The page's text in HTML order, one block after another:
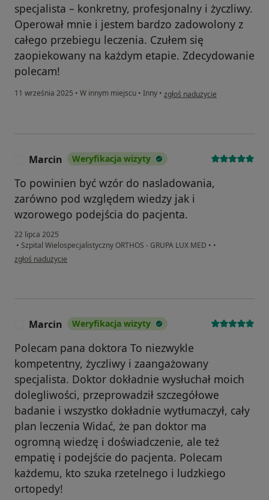
specjalista – konkretny, profesjonalny i życzliwy.
Operował mnie i jestem bardzo zadowolony z
całego przebiegu leczenia. Czułem się
zaopiekowany na każdym etapie. Zdecydowanie
polecam!
11 września 2025 • W innym miejscu • Inny • w opinii użytkownika Łukasz
zgłoś nadużycie
Marcin Weryfikacja wizyty
To powinien być wzór do nasladowania,
zarówno pod względem wiedzy jak i
wzorowego podejścia do pacjenta.
22 lipca 2025
• Szpital Wielospecjalistyczny ORTHOS - GRUPA LUX MED • •
w opinii użytkownika Marcin
zgłoś nadużycie
Marcin Weryfikacja wizyty
Polecam pana doktora To niezwykle
kompetentny, życzliwy i zaangażowany
specjalista. Doktor dokładnie wysłuchał moich
dolegliwości, przeprowadził szczegółowe
badanie i wszystko dokładnie wytłumaczył, cały
plan leczenia Widać, że pan doktor ma
ogromną wiedzę i doświadczenie, ale też
empatię i podejście do pacjenta. Polecam
każdemu, kto szuka rzetelnego i ludzkiego
ortopedy!